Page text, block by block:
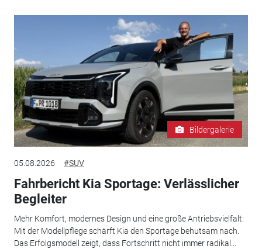
Bildergalerie
05.08.2026 #SUV
Fahrbericht Kia Sportage: Verlässlicher
Begleiter
Mehr Komfort, modernes Design und eine große Antriebsvielfalt:
Mit der Modellpflege schärft Kia den Sportage behutsam nach.
Das Erfolgsmodell zeigt, dass Fortschritt nicht immer radikal...